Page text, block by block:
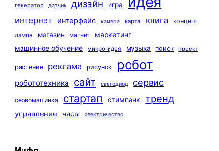
генератор датчик дизайн игра
интернет интерфейс камера карта книга
концепт
лампа
магазин магнит
маркетинг
машинное обучение
микро-идея музыка поиск проект
растение реклама рисунок робот
робототехника сайт светодиод сервис
сервомашинка стартап стимпанк тренд
управление часы электричество